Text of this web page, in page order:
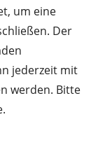
um eine
Der
jederzeit mit
werden. Bitte